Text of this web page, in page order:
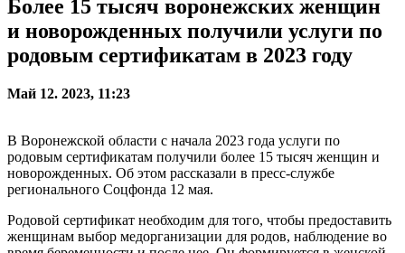
Более 15 тысяч воронежских женщин
и новорожденных получили услуги по
родовым сертификатам в 2023 году
Май 12. 2023, 11:23
В Воронежской области с начала 2023 года услуги по
родовым сертификатам получили более 15 тысяч женщин и
новорожденных. Об этом рассказали в пресс-службе
регионального Соцфонда 12 мая.
Родовой сертификат необходим для того, чтобы предоставить
женщинам выбор медорганизации для родов, наблюдение во